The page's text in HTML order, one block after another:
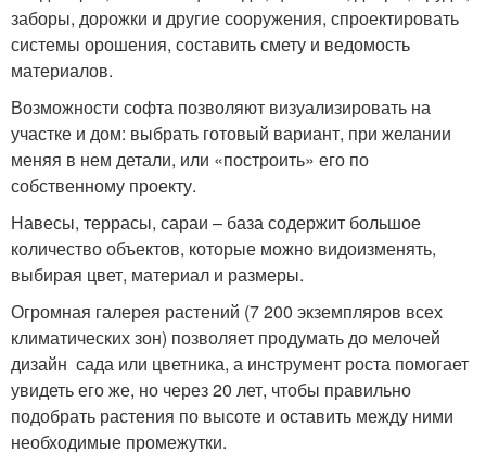
заборы, дорожки и другие сооружения, спроектировать
системы орошения, составить смету и ведомость
материалов.
Возможности софта позволяют визуализировать на
участке и дом: выбрать готовый вариант, при желании
меняя в нем детали, или «построить» его по
собственному проекту.
Навесы, террасы, сараи – база содержит большое
количество объектов, которые можно видоизменять,
выбирая цвет, материал и размеры.
Огромная галерея растений (7 200 экземпляров всех
климатических зон) позволяет продумать до мелочей
дизайн сада или цветника, а инструмент роста помогает
увидеть его же, но через 20 лет, чтобы правильно
подобрать растения по высоте и оставить между ними
необходимые промежутки.